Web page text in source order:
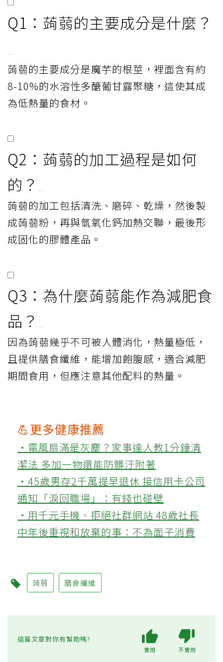
Q1：蒟蒻的主要成分是什麼？
蒟蒻的主要成分是魔芋的根莖，裡面含有約
8-10%的水溶性多醣葡甘露聚糖，這使其成
為低熱量的食材。
Q2：蒟蒻的加工過程是如何
的？
蒟蒻的加工包括清洗、磨碎、乾燥，然後製
成蒟蒻粉，再與氫氧化鈣加熱交聯，最後形
成固化的膠體產品。
Q3：為什麼蒟蒻能作為減肥食
品？
因為蒟蒻幾乎不可被人體消化，熱量極低，
且提供膳食纖維，能增加飽腹感，適合減肥
期間食用，但應注意其他配料的熱量。
💪更多健康推薦
‧電風扇滿是灰塵？家事達人教1分鐘清
潔法 多加一物還能防髒汙附著
‧45歲男存2千萬提早退休 接信用卡公司
通知「淚回職場」：有錢也碰壁
‧用千元手機、拒絕社群網站 48歲社長
中年後重視和放棄的事：不為面子消費
蒟蒻 膳食纖維
這篇文章對你有幫助嗎?
實用 不實用